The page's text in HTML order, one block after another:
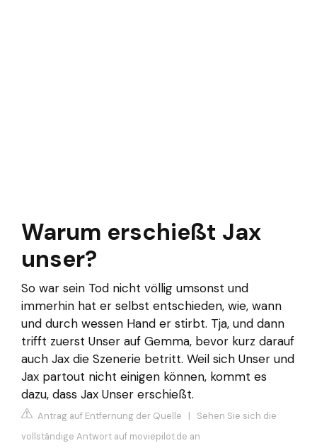
Warum erschießt Jax
unser?
So war sein Tod nicht völlig umsonst und
immerhin hat er selbst entschieden, wie, wann
und durch wessen Hand er stirbt. Tja, und dann
trifft zuerst Unser auf Gemma, bevor kurz darauf
auch Jax die Szenerie betritt. Weil sich Unser und
Jax partout nicht einigen können, kommt es
dazu, dass Jax Unser erschießt.
Antrag auf Entfernung der Quelle | Sehen Sie sich die
vollständige Antwort auf moviepilot.de an